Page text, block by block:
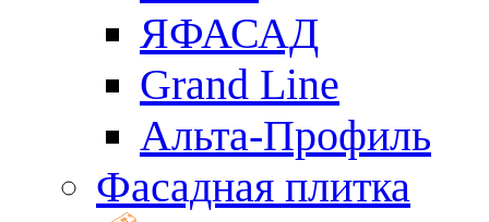
ЯФАСАД
Grand Line
Альта-Профиль
Фасадная плитка